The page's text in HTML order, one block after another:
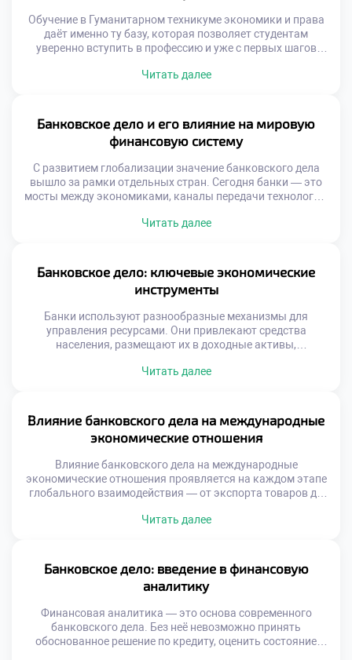
Обучение в Гуманитарном техникуме экономики и права
даёт именно ту базу, которая позволяет студентам
уверенно вступить в профессию и уже с первых шагов
обучение в Гуманитарном техникуме экономики и права
финансовую сферу. Техникум предлагает не просто […]
Читать далее
Банковское дело и его влияние на мировую
финансовую систему
С развитием глобализации значение банковского дела
вышло за рамки отдельных стран. Сегодня банки — это
мосты между экономиками, каналы передачи технологий,
инфраструктурных проектов, поддерживают малый и
стало неотъемлемой частью международной финансовой
архитектуры, где каждый крупный игрок […]
Читать далее
Банковское дело: ключевые экономические
инструменты
Банки используют разнообразные механизмы для
управления ресурсами. Они привлекают средства
населения, размещают их в доходные активы,
риски. Каждый из этих процессов строится на точных
Понимание этих механизмов — основа для подготовки
квалифицированных специалистов в области финансов.
Для студентов, интересующихся экономикой, […]
Читать далее
Влияние банковского дела на международные
экономические отношения
Влияние банковского дела на международные
экономические отношения проявляется на каждом этапе
глобального взаимодействия — от экспорта товаров до
рубежом. Банки выступают не просто как посредники, а
международных операций. Без эффективного
банковского сектора международная торговля
замедлилась бы, инвестиции не находили бы […]
Читать далее
Банковское дело: введение в финансовую
аналитику
Финансовая аналитика — это основа современного
банковского дела. Без неё невозможно принять
обоснованное решение по кредиту, оценить состояние